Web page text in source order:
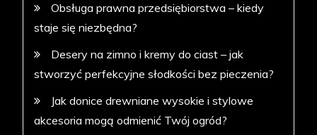
Obsługa prawna przedsiębiorstwa – kiedy
staje się niezbędna?
Desery na zimno i kremy do ciast – jak
stworzyć perfekcyjne słodkości bez pieczenia?
Jak donice drewniane wysokie i stylowe
akcesoria mogą odmienić Twój ogród?